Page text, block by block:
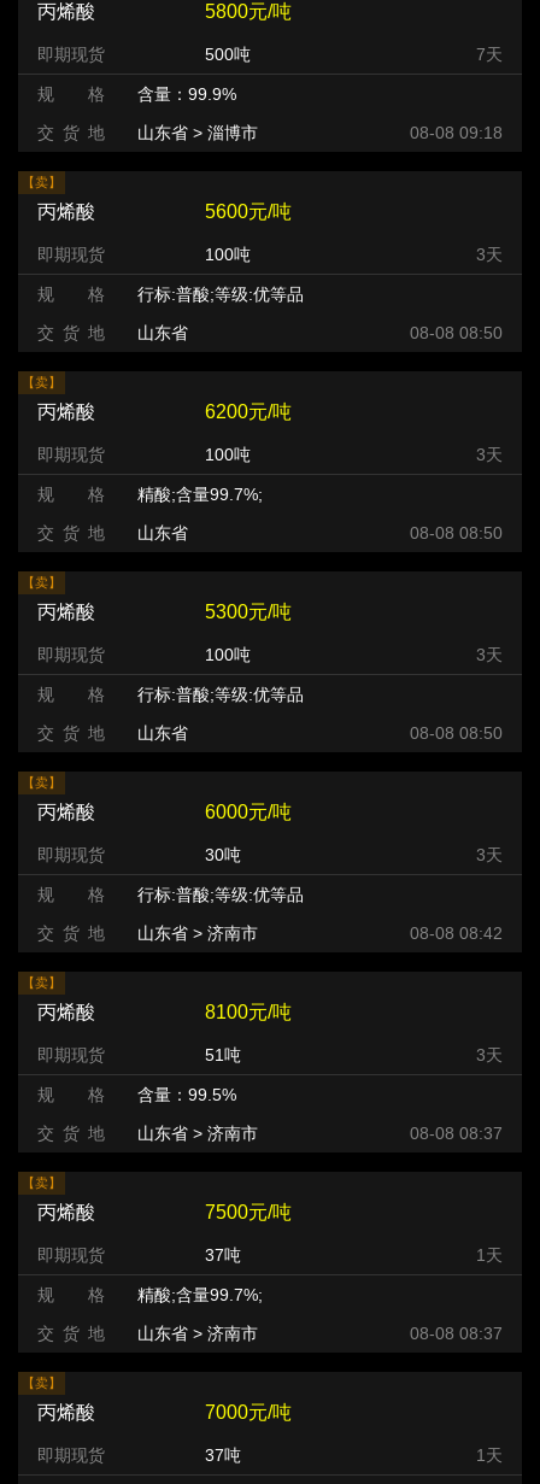
丙烯酸 5800元/吨
即期现货 500吨 7天
规 格
含量：99.9%
交 货 地
山东省 > 淄博市 08-08 09:18
【卖】
丙烯酸 5600元/吨
即期现货 100吨 3天
规 格
行标:普酸;等级:优等品
交 货 地
山东省 08-08 08:50
【卖】
丙烯酸 6200元/吨
即期现货 100吨 3天
规 格
精酸;含量99.7%;
交 货 地
山东省 08-08 08:50
【卖】
丙烯酸 5300元/吨
即期现货 100吨 3天
规 格
行标:普酸;等级:优等品
交 货 地
山东省 08-08 08:50
【卖】
丙烯酸 6000元/吨
即期现货 30吨 3天
规 格
行标:普酸;等级:优等品
交 货 地
山东省 > 济南市 08-08 08:42
【卖】
丙烯酸 8100元/吨
即期现货 51吨 3天
规 格
含量：99.5%
交 货 地
山东省 > 济南市 08-08 08:37
【卖】
丙烯酸 7500元/吨
即期现货 37吨 1天
规 格
精酸;含量99.7%;
交 货 地
山东省 > 济南市 08-08 08:37
【卖】
丙烯酸 7000元/吨
即期现货 37吨 1天